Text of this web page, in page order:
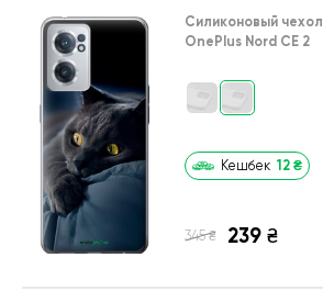
Силиконовый чехол
OnePlus Nord CE 2
Кешбек 12 ₴
345 ₴ 239 ₴